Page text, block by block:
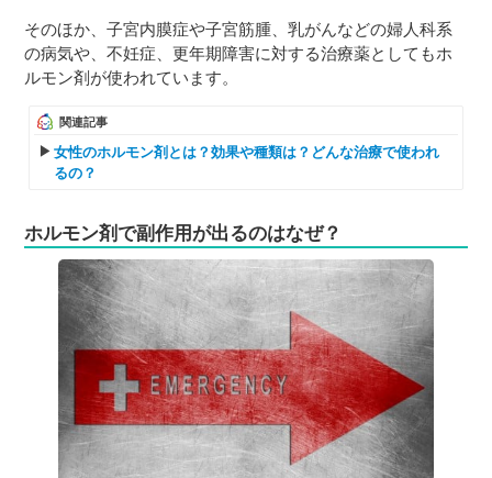
そのほか、子宮内膜症や子宮筋腫、乳がんなどの婦人科系
の病気や、不妊症、更年期障害に対する治療薬としてもホ
ルモン剤が使われています。
関連記事
女性のホルモン剤とは？効果や種類は？どんな治療で使われ
るの？
ホルモン剤で副作用が出るのはなぜ？